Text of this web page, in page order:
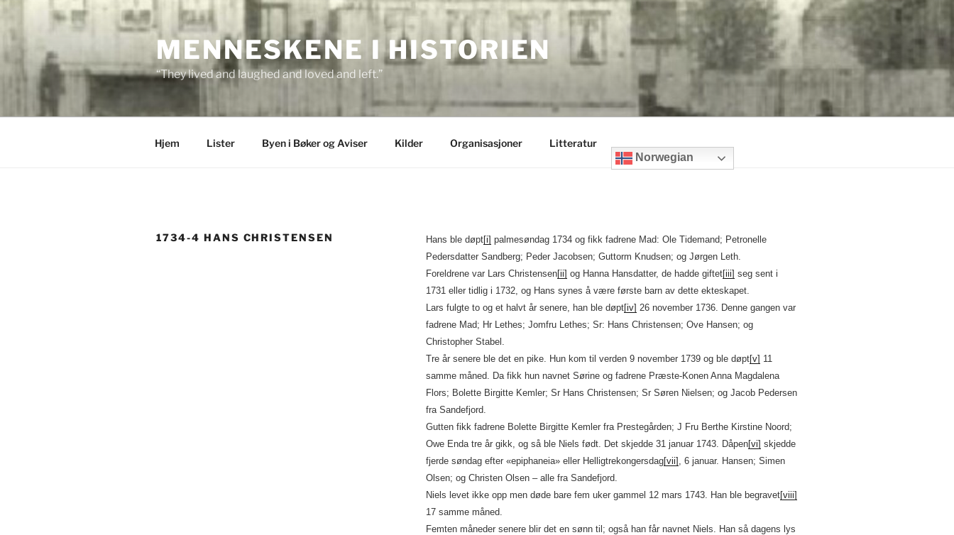
content
MENNESKENE I HISTORIEN
“They lived and laughed and loved and left.”
Hjem Lister Byen i Bøker og Aviser Kilder Organisasjoner
Litteratur
Norwegian
1734-4 HANS CHRISTENSEN Hans ble døpt[i] palmesøndag 1734 og fikk fadrene Mad: Ole Tidemand; Petronelle
Pedersdatter Sandberg; Peder Jacobsen; Guttorm Knudsen; og Jørgen Leth.
Foreldrene var Lars Christensen[ii] og Hanna Hansdatter, de hadde giftet[iii] seg sent i
1731 eller tidlig i 1732, og Hans synes å være første barn av dette ekteskapet.
Lars fulgte to og et halvt år senere, han ble døpt[iv] 26 november 1736. Denne gangen var
fadrene Mad; Hr Lethes; Jomfru Lethes; Sr: Hans Christensen; Ove Hansen; og
Christopher Stabel.
Tre år senere ble det en pike. Hun kom til verden 9 november 1739 og ble døpt[v] 11
samme måned. Da fikk hun navnet Sørine og fadrene Præste-Konen Anna Magdalena
Flors; Bolette Birgitte Kemler; Sr Hans Christensen; Sr Søren Nielsen; og Jacob Pedersen
fra Sandefjord.
Gutten fikk fadrene Bolette Birgitte Kemler fra Prestegården; J Fru Berthe Kirstine Noord;
Owe Enda tre år gikk, og så ble Niels født. Det skjedde 31 januar 1743. Dåpen[vi] skjedde
fjerde søndag efter «epiphaneia» eller Helligtrekongersdag[vii] , 6 januar. Hansen; Simen
Olsen; og Christen Olsen – alle fra Sandefjord.
Niels levet ikke opp men døde bare fem uker gammel 12 mars 1743. Han ble begravet[viii]
17 samme måned.
Femten måneder senere blir det en sønn til; også han får navnet Niels. Han så dagens lys